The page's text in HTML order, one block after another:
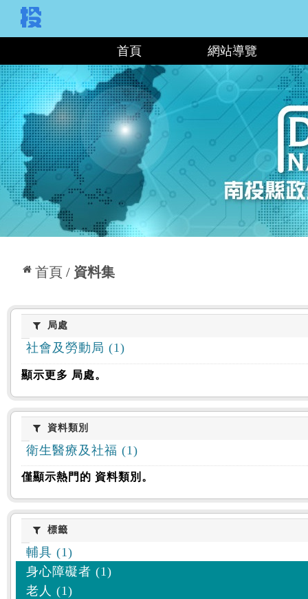
首頁 網站導覽
首頁 資料集
:::
局處局處
社會及勞動局 (1)
顯示更多 局處。
資料類別
資料類別
衛生醫療及社福 (1)
僅顯示熱門的 資料類別。
標籤標籤
輔具 (1)
身心障礙者 (1)
老人 (1)